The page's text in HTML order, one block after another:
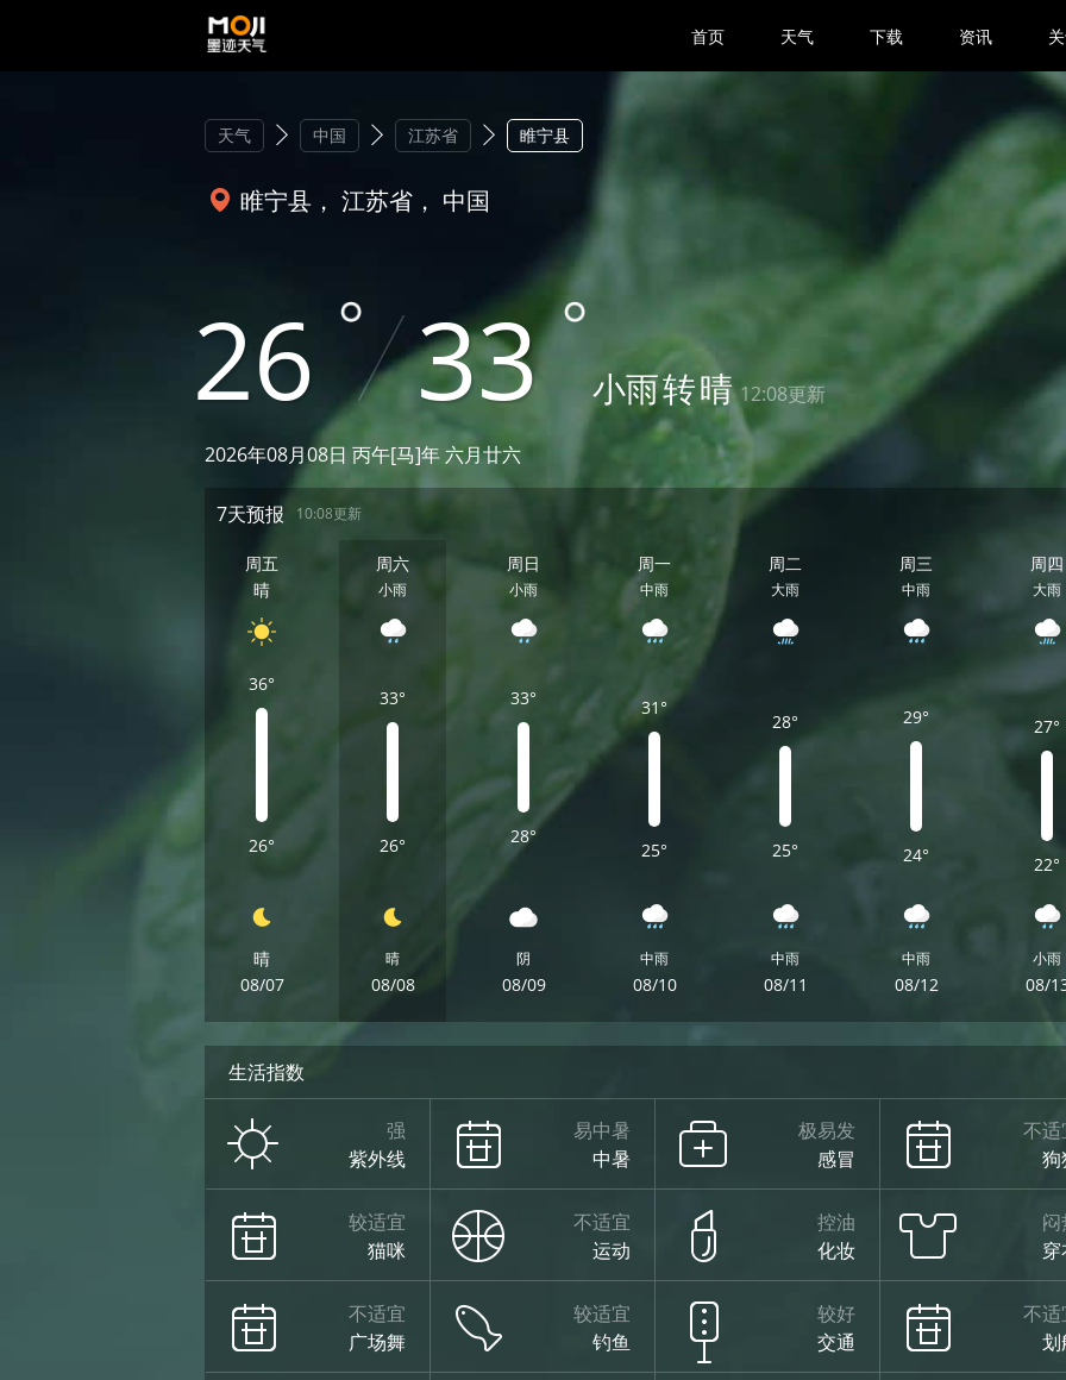
首页 天气 下载 资讯
天气 中国 江苏省 睢宁县
睢宁县， 江苏省， 中国
26 33 小雨转晴 12:08更新
2026年08月08日 丙午[马]年 六月廿六
7天预报 10:08更新
周五
晴
36°
26°
晴
08/07
周六
小雨
33°
26°
晴
08/08
周日
小雨
33°
28°
阴
08/09
周一
中雨
31°
25°
中雨
08/10
周二
大雨
28°
25°
中雨
08/11
周三
中雨
29°
24°
中雨
08/12
周四
大雨
27°
22°
小雨
08/
周五
小雨
26°
22°
生活指数
强
紫外线
易中暑
中暑
极易发
感冒
不适
狗
较适宜
猫咪
不适宜
运动
控油
化妆
闷
穿
不适宜
广场舞
较适宜
钓鱼
较好
交通
不适
划